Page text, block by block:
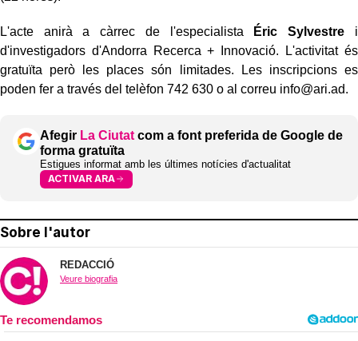
L'acte anirà a càrrec de l'especialista Éric Sylvestre i
d'investigadors d'Andorra Recerca + Innovació. L'activitat és
gratuïta però les places són limitades. Les inscripcions es
poden fer a través del telèfon 742 630 o al correu info@ari.ad.
Afegir La Ciutat com a font preferida de Google de
forma gratuïta
Estigues informat amb les últimes notícies d'actualitat
ACTIVAR ARA
Sobre l'autor
REDACCIÓ
Veure biografia